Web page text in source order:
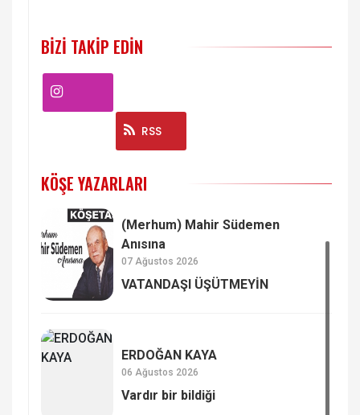
BIZI TAKIP EDIN
RSS
KÖŞE YAZARLARI
(Merhum) Mahir Südemen
Anısına
07 Ağustos 2026
VATANDAŞI ÜŞÜTMEYİN
ERDOĞAN KAYA
06 Ağustos 2026
Vardır bir bildiği